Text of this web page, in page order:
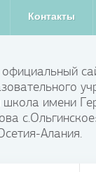
Контакты
имени
Алания.